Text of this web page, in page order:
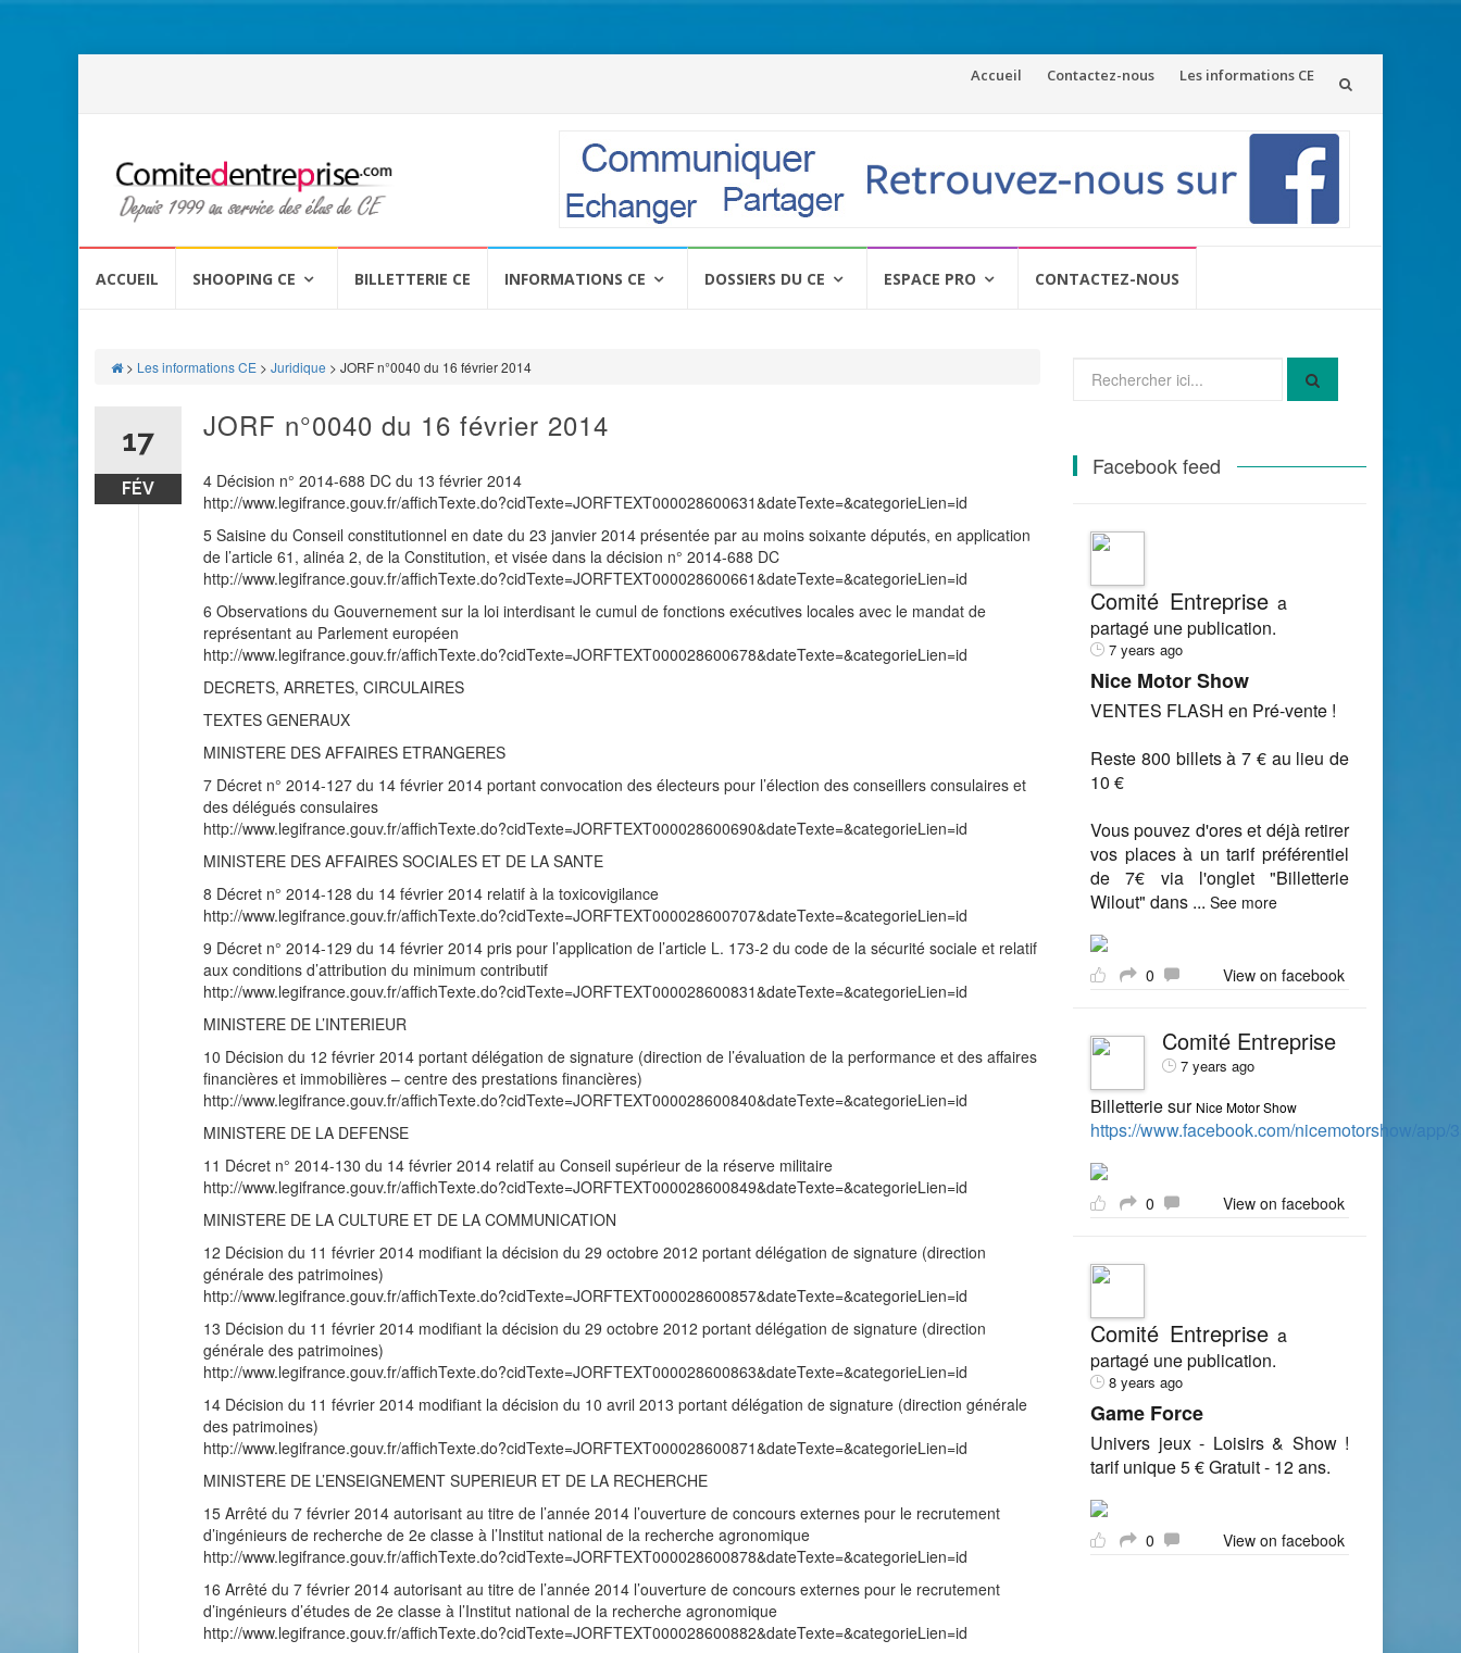
Aller
Accueil Contactez-nous Les informations CE
ACCUEIL SHOOPING CE BILLETTERIE CE INFORMATIONS CE DOSSIERS DU CE ESPACE PRO CONTACTEZ-NOUS
> Les informations CE > Juridique > JORF n°0040 du 16 février 2014
17
FÉV
JORF n°0040 du 16 février 2014
4 Décision n° 2014-688 DC du 13 février 2014
http://www.legifrance.gouv.fr/affichTexte.do?cidTexte=JORFTEXT000028600631&dateTexte=&categorieLien=id
5 Saisine du Conseil constitutionnel en date du 23 janvier 2014 présentée par au moins soixante députés, en application
de l’article 61, alinéa 2, de la Constitution, et visée dans la décision n° 2014-688 DC
http://www.legifrance.gouv.fr/affichTexte.do?cidTexte=JORFTEXT000028600661&dateTexte=&categorieLien=id
6 Observations du Gouvernement sur la loi interdisant le cumul de fonctions exécutives locales avec le mandat de
représentant au Parlement européen
http://www.legifrance.gouv.fr/affichTexte.do?cidTexte=JORFTEXT000028600678&dateTexte=&categorieLien=id
DECRETS, ARRETES, CIRCULAIRES
TEXTES GENERAUX
MINISTERE DES AFFAIRES ETRANGERES
7 Décret n° 2014-127 du 14 février 2014 portant convocation des électeurs pour l’élection des conseillers consulaires et
des délégués consulaires
http://www.legifrance.gouv.fr/affichTexte.do?cidTexte=JORFTEXT000028600690&dateTexte=&categorieLien=id
MINISTERE DES AFFAIRES SOCIALES ET DE LA SANTE
8 Décret n° 2014-128 du 14 février 2014 relatif à la toxicovigilance
http://www.legifrance.gouv.fr/affichTexte.do?cidTexte=JORFTEXT000028600707&dateTexte=&categorieLien=id
9 Décret n° 2014-129 du 14 février 2014 pris pour l’application de l’article L. 173-2 du code de la sécurité sociale et relatif
aux conditions d’attribution du minimum contributif
http://www.legifrance.gouv.fr/affichTexte.do?cidTexte=JORFTEXT000028600831&dateTexte=&categorieLien=id
MINISTERE DE L’INTERIEUR
10 Décision du 12 février 2014 portant délégation de signature (direction de l’évaluation de la performance et des affaires
financières et immobilières – centre des prestations financières)
http://www.legifrance.gouv.fr/affichTexte.do?cidTexte=JORFTEXT000028600840&dateTexte=&categorieLien=id
MINISTERE DE LA DEFENSE
11 Décret n° 2014-130 du 14 février 2014 relatif au Conseil supérieur de la réserve militaire
http://www.legifrance.gouv.fr/affichTexte.do?cidTexte=JORFTEXT000028600849&dateTexte=&categorieLien=id
MINISTERE DE LA CULTURE ET DE LA COMMUNICATION
12 Décision du 11 février 2014 modifiant la décision du 29 octobre 2012 portant délégation de signature (direction
générale des patrimoines)
http://www.legifrance.gouv.fr/affichTexte.do?cidTexte=JORFTEXT000028600857&dateTexte=&categorieLien=id
13 Décision du 11 février 2014 modifiant la décision du 29 octobre 2012 portant délégation de signature (direction
générale des patrimoines)
http://www.legifrance.gouv.fr/affichTexte.do?cidTexte=JORFTEXT000028600863&dateTexte=&categorieLien=id
14 Décision du 11 février 2014 modifiant la décision du 10 avril 2013 portant délégation de signature (direction générale
des patrimoines)
http://www.legifrance.gouv.fr/affichTexte.do?cidTexte=JORFTEXT000028600871&dateTexte=&categorieLien=id
MINISTERE DE L’ENSEIGNEMENT SUPERIEUR ET DE LA RECHERCHE
15 Arrêté du 7 février 2014 autorisant au titre de l’année 2014 l’ouverture de concours externes pour le recrutement
d’ingénieurs de recherche de 2e classe à l’Institut national de la recherche agronomique
http://www.legifrance.gouv.fr/affichTexte.do?cidTexte=JORFTEXT000028600878&dateTexte=&categorieLien=id
16 Arrêté du 7 février 2014 autorisant au titre de l’année 2014 l’ouverture de concours externes pour le recrutement
d’ingénieurs d’études de 2e classe à l’Institut national de la recherche agronomique
http://www.legifrance.gouv.fr/affichTexte.do?cidTexte=JORFTEXT000028600882&dateTexte=&categorieLien=id
pour
Facebook feed
Comité Entreprisea
partagé une publication.
7 years ago
Nice Motor Show
VENTES FLASH en Pré-vente !
Reste 800 billets à 7 € au lieu de
10 €
Vous pouvez d'ores et déjà retirer
vos places à un tarif préférentiel
de 7€ via l'onglet "Billetterie
Wilout" dans ... See more
0 View on facebook
Comité Entreprise
7 years ago
Billetterie sur Nice Motor Show
https://www.facebook.com/nicemotorshow/app/
0 View on facebook
Comité Entreprisea
partagé une publication.
8 years ago
Game Force
Univers jeux - Loisirs & Show !
tarif unique 5 € Gratuit - 12 ans.
0 View on facebook